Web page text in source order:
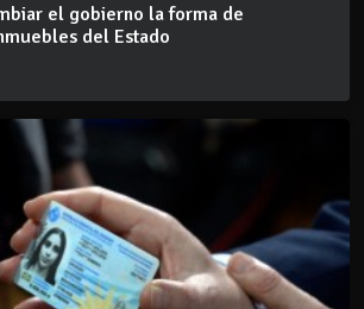
el gobierno la forma de
del Estado